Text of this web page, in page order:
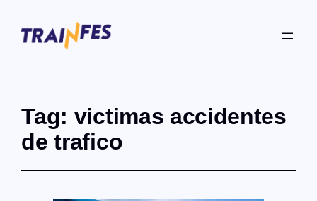
Tag: victimas accidentes
de trafico